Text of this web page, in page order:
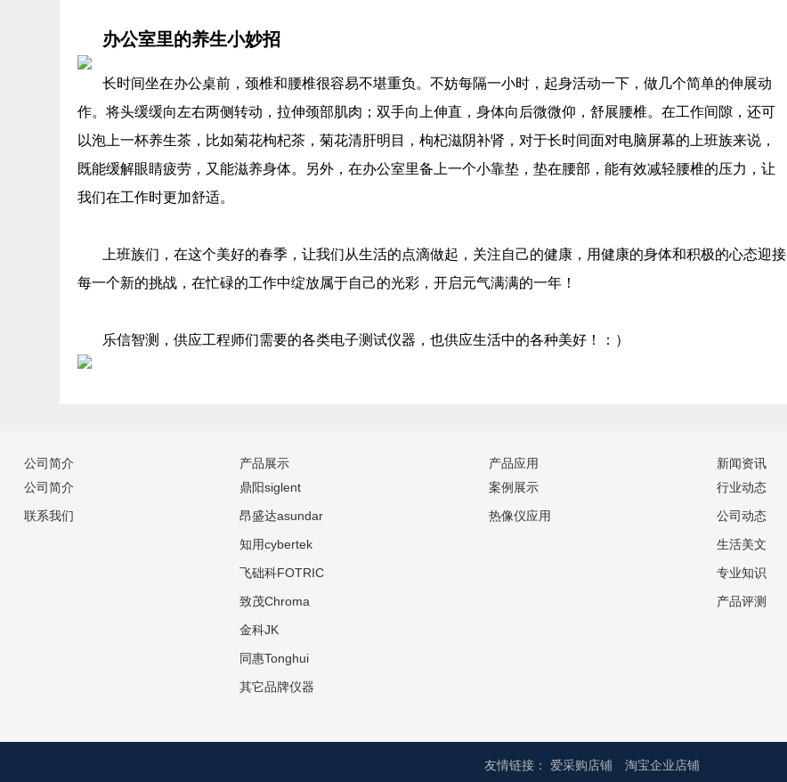
办公室里的养生小妙招
长时间坐在办公桌前，颈椎和腰椎很容易不堪重负。不妨每隔一小时，起身活动一下，做几个简单的伸展动
作。将头缓缓向左右两侧转动，拉伸颈部肌肉；双手向上伸直，身体向后微微仰，舒展腰椎。在工作间隙，还可
以泡上一杯养生茶，比如菊花枸杞茶，菊花清肝明目，枸杞滋阴补肾，对于长时间面对电脑屏幕的上班族来说，
既能缓解眼睛疲劳，又能滋养身体。另外，在办公室里备上一个小靠垫，垫在腰部，能有效减轻腰椎的压力，让
我们在工作时更加舒适。
上班族们，在这个美好的春季，让我们从生活的点滴做起，关注自己的健康，用健康的身体和积极的心态迎接
每一个新的挑战，在忙碌的工作中绽放属于自己的光彩，开启元气满满的一年！
乐信智测，供应工程师们需要的各类电子测试仪器，也供应生活中的各种美好！：）
公司简介
公司简介
联系我们
产品展示
鼎阳siglent
昂盛达asundar
知用cybertek
飞础科FOTRIC
致茂Chroma
金科JK
同惠Tonghui
其它品牌仪器
产品应用
案例展示
热像仪应用
新闻资讯
行业动态
公司动态
生活美文
专业知识
产品评测
友情链接： 爱采购店铺 淘宝企业店铺